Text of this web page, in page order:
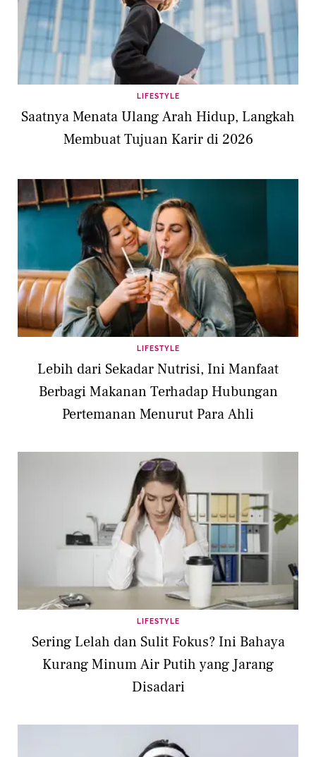
LIFESTYLE
Saatnya Menata Ulang Arah Hidup, Langkah
Membuat Tujuan Karir di 2026
LIFESTYLE
Lebih dari Sekadar Nutrisi, Ini Manfaat
Berbagi Makanan Terhadap Hubungan
Pertemanan Menurut Para Ahli
LIFESTYLE
Sering Lelah dan Sulit Fokus? Ini Bahaya
Kurang Minum Air Putih yang Jarang
Disadari